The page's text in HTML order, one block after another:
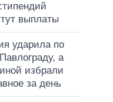
выплаты
ударила по
а
избрали
за день